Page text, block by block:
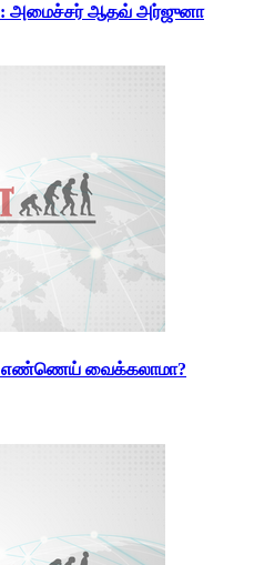
அமைச்சர் ஆதவ் அர்ஜுனா
எண்ணெய் வைக்கலாமா?